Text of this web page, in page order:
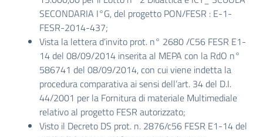
SECONDARIA I°G, del progetto PON/FESR : E-1-
FESR-2014-437;
Vista la lettera d’invito prot. n° 2680 /C56 FESR E1-
14 del 08/09/2014 inserita al MEPA con la RdO n°
586741 del 08/09/2014, con cui viene indetta la
procedura comparativa ai sensi dell’art. 34 del D.I.
44/2001 per la Fornitura di materiale Multimediale
relativo al progetto FESR autorizzato;
Visto il Decreto DS prot. n. 2876/c56 FESR E1-14 del